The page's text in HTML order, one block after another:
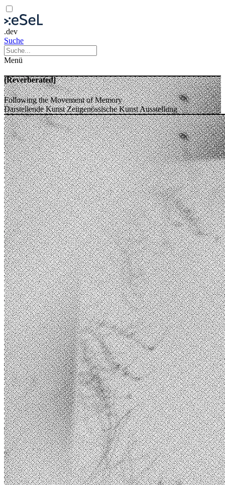
.dev
Suche
Menü
[Reverberated]
Following the Movement of Memory
Darstellende KunstZeitgenössische KunstAusstellung